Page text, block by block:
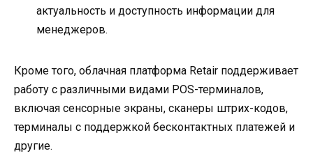
актуальность и доступность информации для
менеджеров.
Кроме того, облачная платформа Retair поддерживает
работу с различными видами POS-терминалов,
включая сенсорные экраны, сканеры штрих-кодов,
терминалы с поддержкой бесконтактных платежей и
другие.